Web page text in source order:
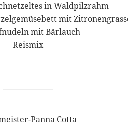
in Waldpilzrahm
mit
mit Bärlauch
Reismix
Panna Cotta